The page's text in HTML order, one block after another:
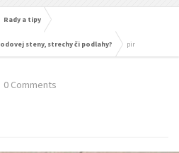
Rady a tipy
steny, strechy či podlahy? pir
0 Comments